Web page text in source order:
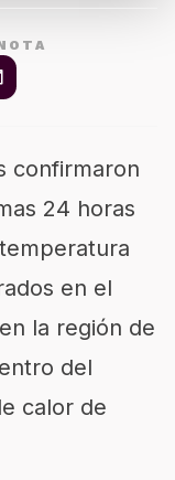
confirmaron
24 horas
en el
la región de
del
calor de